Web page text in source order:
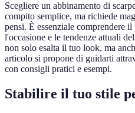
Scegliere un abbinamento di
compito semplice, ma richiede
pensi. È essenziale comprendere
l'occasione e le tendenze attuali
non solo esalta il tuo look, ma
articolo si propone di guidarti
con consigli pratici e esempi.
Stabilire il tuo stile